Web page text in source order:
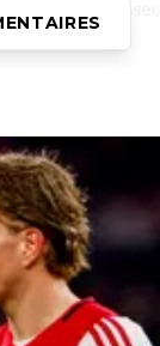
car sujet
se seraient pas
+1391
se gênent pas...